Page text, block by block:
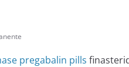
pregabalin pills